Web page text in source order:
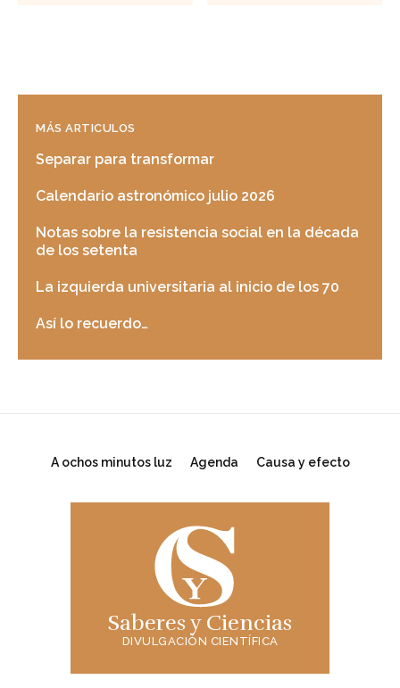
MÁS ARTICULOS
Separar para transformar
Calendario astronómico julio 2026
Notas sobre la resistencia social en la década
de los setenta
La izquierda universitaria al inicio de los 70
Así lo recuerdo…
A ochos minutos luz Agenda Causa y efecto
Saberes y Ciencias
DIVULGACIÓN CIENTÍFICA